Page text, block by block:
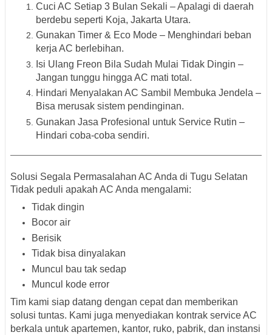
Cuci AC Setiap 3 Bulan Sekali – Apalagi di daerah
berdebu seperti Koja, Jakarta Utara.
Gunakan Timer & Eco Mode – Menghindari beban
kerja AC berlebihan.
Isi Ulang Freon Bila Sudah Mulai Tidak Dingin –
Jangan tunggu hingga AC mati total.
Hindari Menyalakan AC Sambil Membuka Jendela –
Bisa merusak sistem pendinginan.
Gunakan Jasa Profesional untuk Service Rutin –
Hindari coba-coba sendiri.
Solusi Segala Permasalahan AC Anda di Tugu Selatan
Tidak peduli apakah AC Anda mengalami:
Tidak dingin
Bocor air
Berisik
Tidak bisa dinyalakan
Muncul bau tak sedap
Muncul kode error
Tim kami siap datang dengan cepat dan memberikan
solusi tuntas. Kami juga menyediakan kontrak service AC
berkala untuk apartemen, kantor, ruko, pabrik, dan instansi